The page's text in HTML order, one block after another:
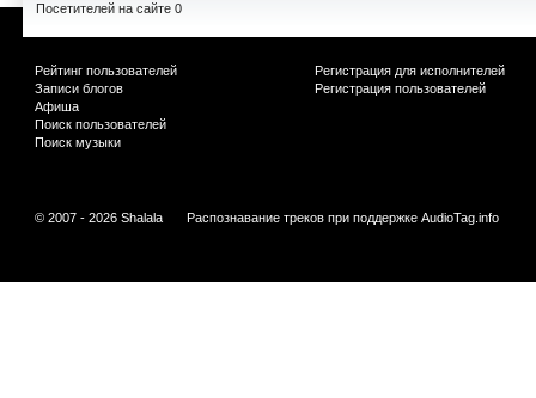
Посетителей на сайте 0
Рейтинг пользователей
Записи блогов
Афиша
Поиск пользователей
Поиск музыки
Регистрация для исполнителей
Регистрация пользователей
© 2007 - 2026 Shalala Распознавание треков при поддержке AudioTag.info